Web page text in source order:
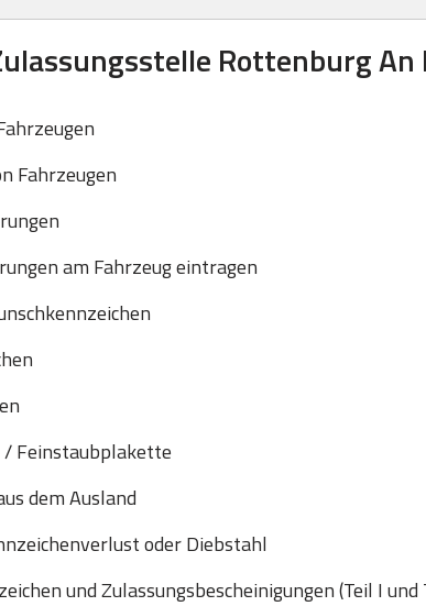
Rottenburg An
Fahrzeugen
am Fahrzeug eintragen
Feinstaubplakette
dem Ausland
oder Diebstahl
und Zulassungsbescheinigungen (Teil I und